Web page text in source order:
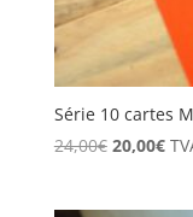
Série 10 cartes
24,00€ Le
20,00€Le